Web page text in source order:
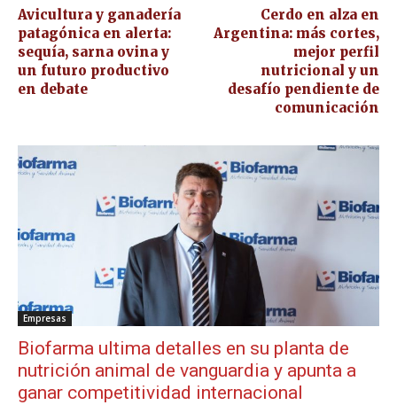
Avicultura y ganadería
patagónica en alerta:
sequía, sarna ovina y
un futuro productivo
en debate
Cerdo en alza en
Argentina: más cortes,
mejor perfil
nutricional y un
desafío pendiente de
comunicación
Empresas
Biofarma ultima detalles en su planta de
nutrición animal de vanguardia y apunta a
ganar competitividad internacional